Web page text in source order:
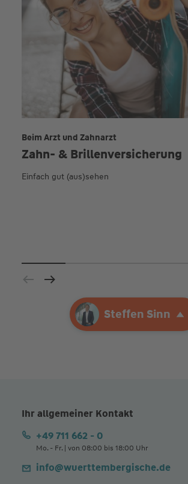
Ihre Agentur Steffen
Steffen Sinn
Zahn- & Brillen­versicherung
Beim Arzt und Zahnarzt
Einfach gut (aus)sehen
Ihr allgemeiner Kontakt
+49 711 662 - 0
Mo. - Fr. | von 08:00 bis 18:00 Uhr
info@wuerttembergische.de